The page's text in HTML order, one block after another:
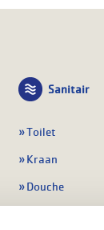
Sanitair
Toilet
Kraan
Douche